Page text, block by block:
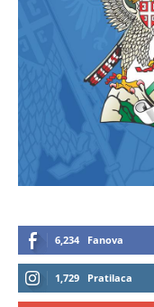
6,234 Fanova
1,729 Pratilaca